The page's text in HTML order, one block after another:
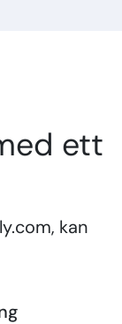
ett
kan